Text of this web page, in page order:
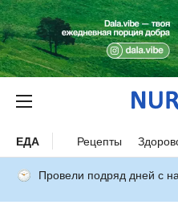
ЕДА Рецепты
Провели подряд дней с